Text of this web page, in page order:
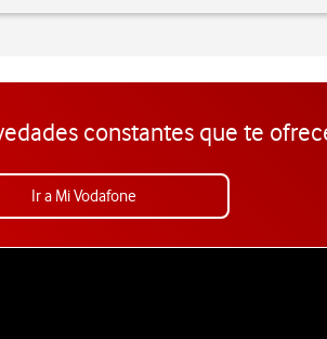
constantes que te
Ir a Mi Vodafone